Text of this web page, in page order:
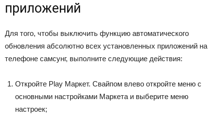
приложений
Для того, чтобы выключить функцию автоматического
обновления абсолютно всех установленных приложений на
телефоне самсунг, выполните следующие действия:
Откройте Play Маркет. Свайпом влево откройте меню с
основными настройками Маркета и выберите меню
настроек;